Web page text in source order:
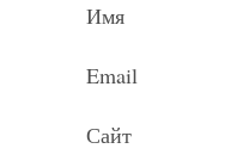
Имя
Email
Сайт